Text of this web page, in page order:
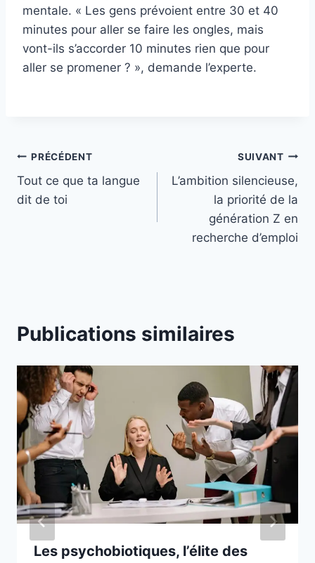
mentale. « Les gens prévoient entre 30 et 40
minutes pour aller se faire les ongles, mais
vont-ils s’accorder 10 minutes rien que pour
aller se promener ? », demande l’experte.
Navigation
de
PRÉCÉDENT
Tout ce que ta langue
dit de toi
SUIVANT
L’ambition silencieuse,
la priorité de la
génération Z en
recherche d’emploi
Publications similaires
Les psychobiotiques, l’élite des